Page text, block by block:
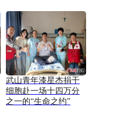
武山青年漆星杰捐干
细胞赴一场十四万分
之一的“生命之约”